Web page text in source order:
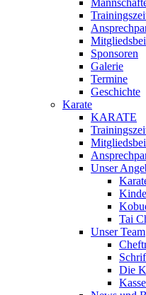
Sponsoren
Galerie
Termine
Geschichte
Karate
KARATE
Unser
Tai
Unser Team
Die